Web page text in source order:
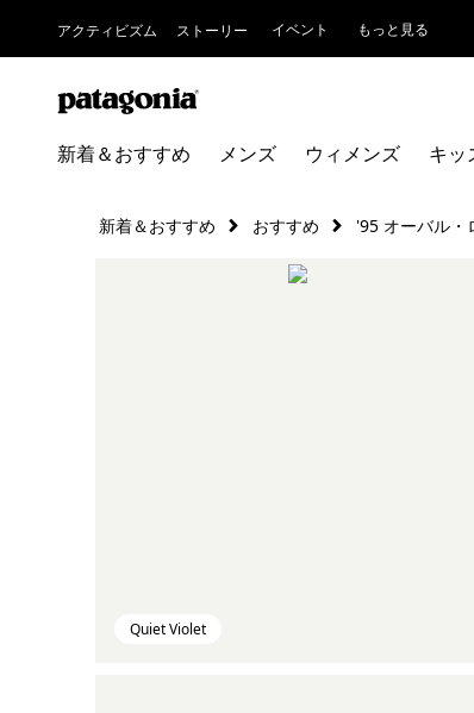
アクティビズム ストーリー イベント もっと見る
新着＆おすすめ メンズ ウィメンズ キッ
新着＆おすすめ おすすめ '95 オーバル・
Quiet Violet